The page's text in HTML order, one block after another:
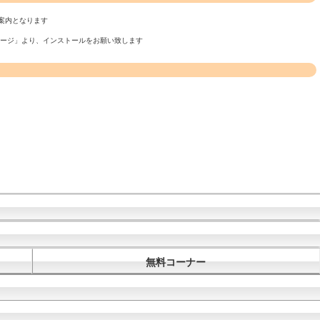
内となります
ジ」より、インストールをお願い致します
無料コーナー